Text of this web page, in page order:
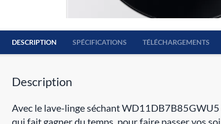
DESCRIPTION SPÉCIFICATIONS TÉLÉCHARGEMENTS
Description
Avec le lave-linge séchant WD11DB7B85GWU5
qui fait gagner du temps, pour faire passer vos